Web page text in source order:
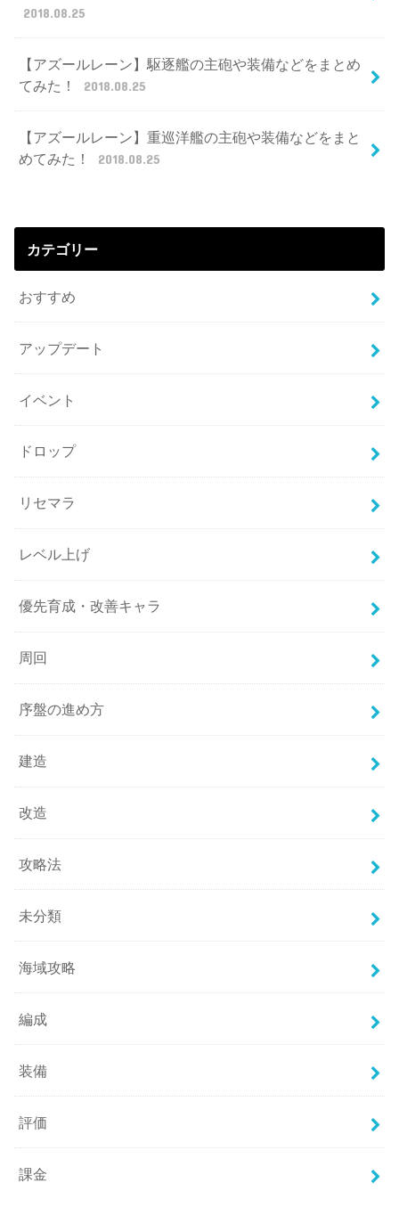
2018.08.25
【アズールレーン】駆逐艦の主砲や装備などをまとめ
てみた！
2018.08.25
【アズールレーン】重巡洋艦の主砲や装備などをまと
めてみた！
2018.08.25
カテゴリー
おすすめ
アップデート
イベント
ドロップ
リセマラ
レベル上げ
優先育成・改善キャラ
周回
序盤の進め方
建造
改造
攻略法
未分類
海域攻略
編成
装備
評価
課金